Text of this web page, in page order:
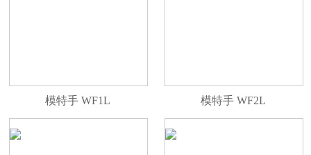
模特手 WF1L 模特手 WF2L